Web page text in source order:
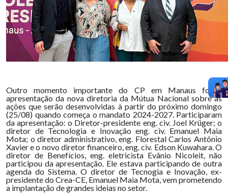
Outro momento importante do CP em Manaus foi a
apresentação da nova diretoria da Mútua Nacional sobre as
ações que serão desenvolvidas à partir do próximo domingo
(25/08) quando começa o mandato 2024-2027. Participaram
da apresentação: o Diretor-presidente eng. civ. Joel Krüger; o
diretor de Tecnologia e Inovação eng. civ. Emanuel Maia
Mota; o diretor administrativo, eng. Florestal Carlos Antônio
Xavier e o novo diretor financeiro, eng. civ. Edson Kuwahara. O
diretor de Benefícios, eng. eletricista Evânio Nicoleit, não
participou da apresentação. Ele estava participando de outra
agenda do Sistema. O diretor de Tecnogia e Inovação, ex-
presidente do Crea-CE, Emanuel Maia Mota, vem prometendo
a implantação de grandes ideias no setor.